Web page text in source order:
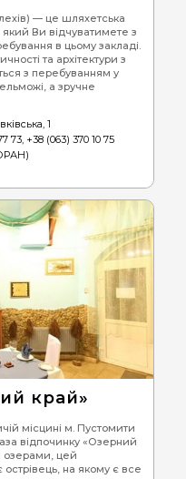
— це шляхетська
який Ви відчуватимете з
в цьому закладі.
та архітектури з
з перебуванням у
а зручне
1
73, +38 (063) 370 10 75
край»
місцині м. Пустомити
відпочинку «Озерний
озерами, цей
на якому є все